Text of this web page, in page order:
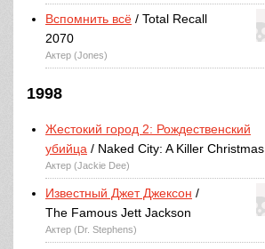
Вспомнить всё / Total Recall
2070
Актер (Jones)
1998
Жестокий город 2: Рождественский
убийца / Naked City: A Killer Christmas
Актер (Jackie Dee)
Известный Джет Джексон /
The Famous Jett Jackson
Актер (Dr. Stephens)